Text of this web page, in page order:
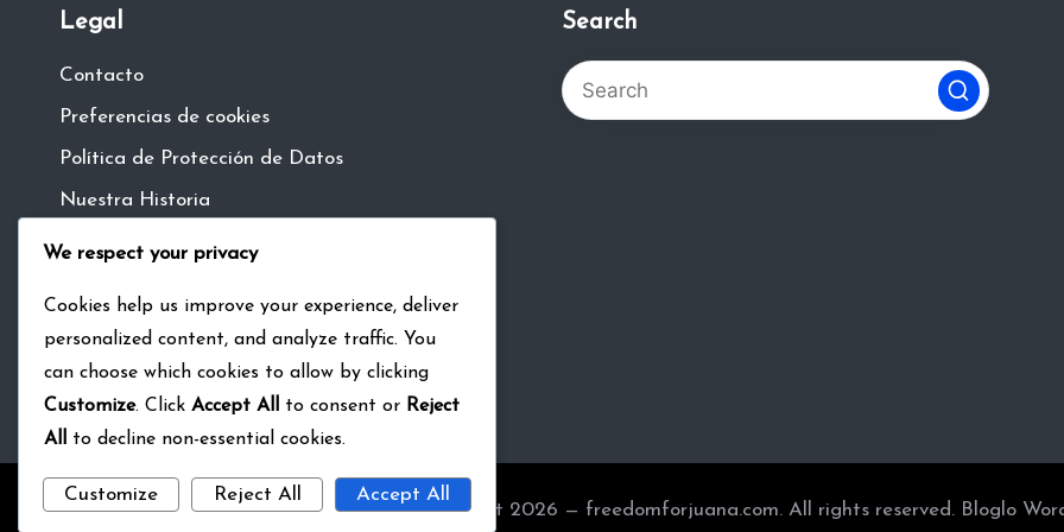
Legal
Contacto
Preferencias de cookies
Política de Protección de Datos
Nuestra Historia
Términos y Condiciones
Language
Search
Copyright 2026 — freedomforjuana.com. All rights reserved. Bloglo
We respect your privacy
Cookies help us improve your experience, deliver
personalized content, and analyze traffic. You
can choose which cookies to allow by clicking
Customize. Click Accept All to consent or Reject
All
to decline non-essential cookies.
Customize Reject All Accept All